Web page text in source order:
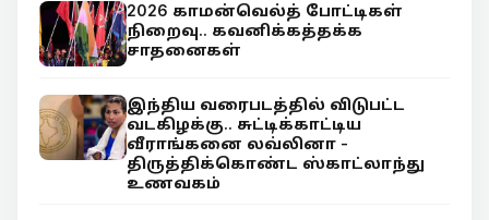
2026 காமன்வெல்த் போட்டிகள்
நிறைவு.. கவனிக்கத்தக்க
சாதனைகள்
இந்திய வரைபடத்தில் விடுபட்ட
வடகிழக்கு.. சுட்டிக்காட்டிய
வீராங்கனை லவ்லினா -
திருத்திக்கொண்ட ஸ்காட்லாந்து
உணவகம்